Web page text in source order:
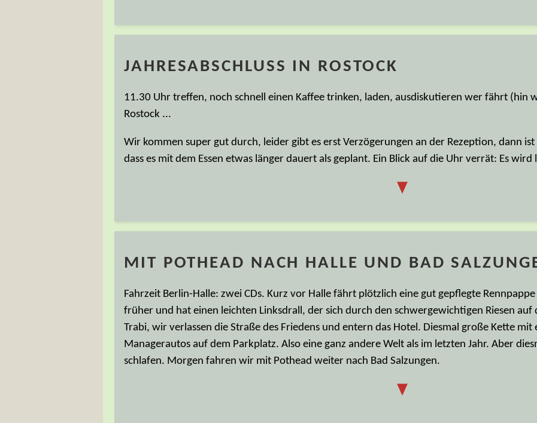
JAHRESABSCHLUSS IN ROSTOCK
11.30 Uhr treffen, noch schnell einen Kaffee trinken, laden, ausdiskutieren wer fährt (hin
Rostock ...
Wir kommen super gut durch, leider gibt es erst Verzögerungen an der Rezeption, dann ist
dass es mit dem Essen etwas länger dauert als geplant. Ein Blick auf die Uhr verrät: Es wird
▼
MIT POTHEAD NACH HALLE UND BAD
Fahrzeit Berlin-Halle: zwei CDs. Kurz vor Halle fährt plötzlich eine gut gepflegte
früher und hat einen leichten Linksdrall, der sich durch den schwergewichtigen Riesen auf
Trabi, wir verlassen die Straße des Friedens und entern das Hotel. Diesmal große Kette
Managerautos auf dem Parkplatz. Also eine ganz andere Welt als im letzten Jahr. Aber
schlafen. Morgen fahren wir mit Pothead weiter nach Bad Salzungen.
▼